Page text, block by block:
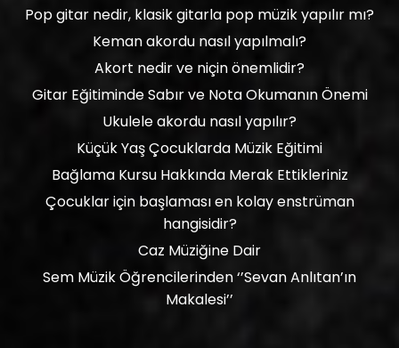
Pop gitar nedir, klasik gitarla pop müzik yapılır mı?
Keman akordu nasıl yapılmalı?
Akort nedir ve niçin önemlidir?
Gitar Eğitiminde Sabır ve Nota Okumanın Önemi
Ukulele akordu nasıl yapılır?
Küçük Yaş Çocuklarda Müzik Eğitimi
Bağlama Kursu Hakkında Merak Ettikleriniz
Çocuklar için başlaması en kolay enstrüman
hangisidir?
Caz Müziğine Dair
Sem Müzik Öğrencilerinden ‘’Sevan Anlıtan’ın
Makalesi’’